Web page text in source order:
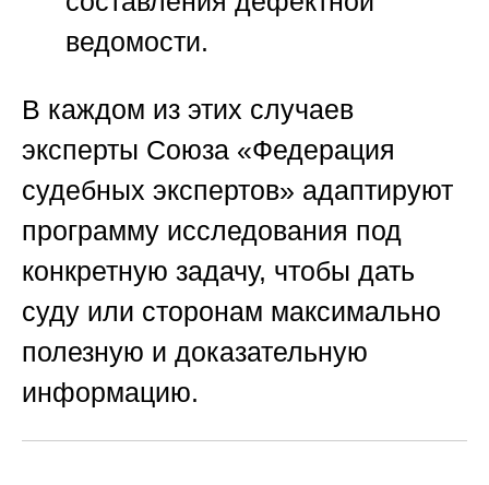
ведомости.
В каждом из этих случаев
эксперты Союза «Федерация
судебных экспертов» адаптируют
программу исследования под
конкретную задачу, чтобы дать
суду или сторонам максимально
полезную и доказательную
информацию.